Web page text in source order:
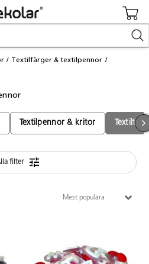
Textilfärger & textilpennor
Textilpennor & kritor
filter
Mest populära